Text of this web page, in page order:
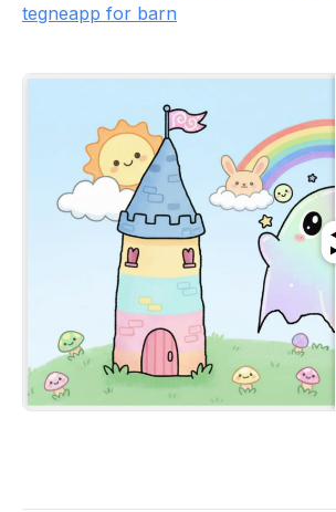
tegneapp for barn